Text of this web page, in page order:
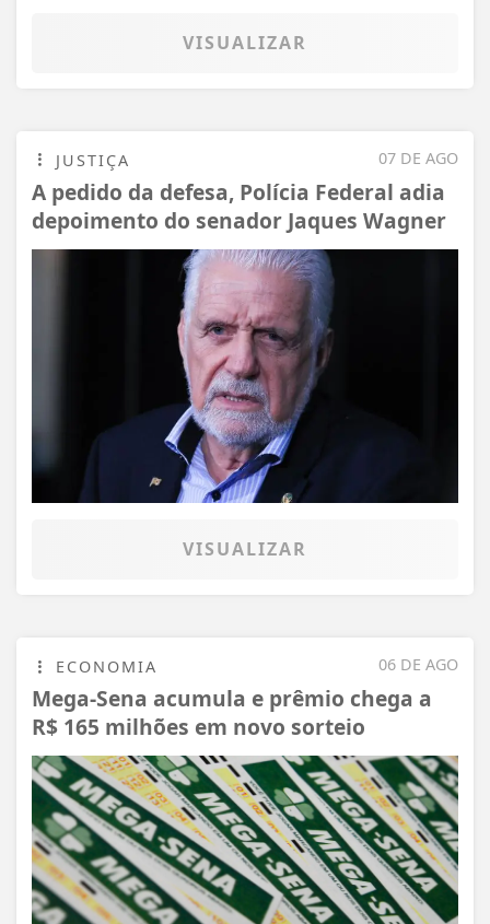
VISUALIZAR
07 DE AGO
JUSTIÇA
A pedido da defesa, Polícia Federal adia
depoimento do senador Jaques Wagner
VISUALIZAR
06 DE AGO
ECONOMIA
Mega-Sena acumula e prêmio chega a
R$ 165 milhões em novo sorteio